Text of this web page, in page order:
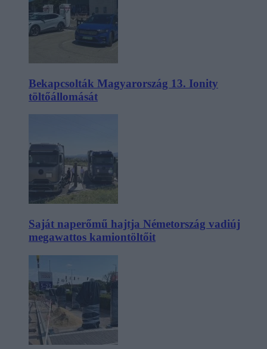
Bekapcsolták Magyarország 13. Ionity
töltőállomását
Saját naperőmű hajtja Németország vadiúj
megawattos kamiontöltőit